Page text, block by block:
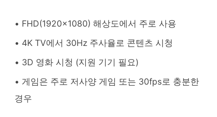
FHD(1920x1080) 해상도에서 주로 사용
4K TV에서 30Hz 주사율로 콘텐츠 시청
3D 영화 시청 (지원 기기 필요)
게임은 주로 저사양 게임 또는 30fps로 충분한
경우